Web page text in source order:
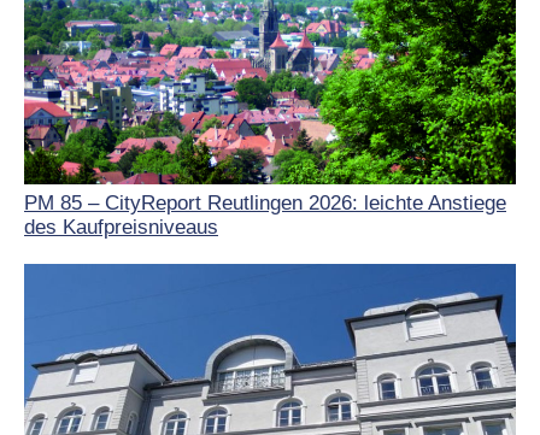
PM 85 – CityReport Reutlingen 2026: leichte Anstiege
des Kaufpreisniveaus